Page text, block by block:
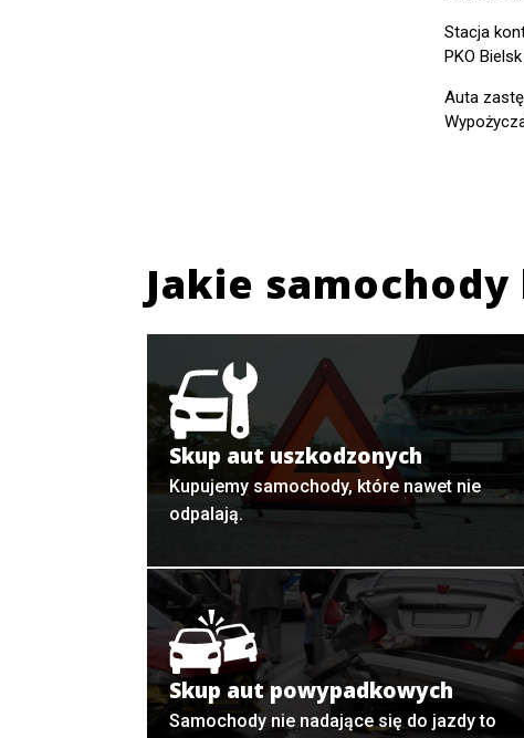
Stacja
PKO
Auta
Jakie
Skup aut uszkodzonych
Kupujemy samochody, które nawet nie
odpalają.
Skup aut powypadkowych
Samochody nie nadające się do jazdy to